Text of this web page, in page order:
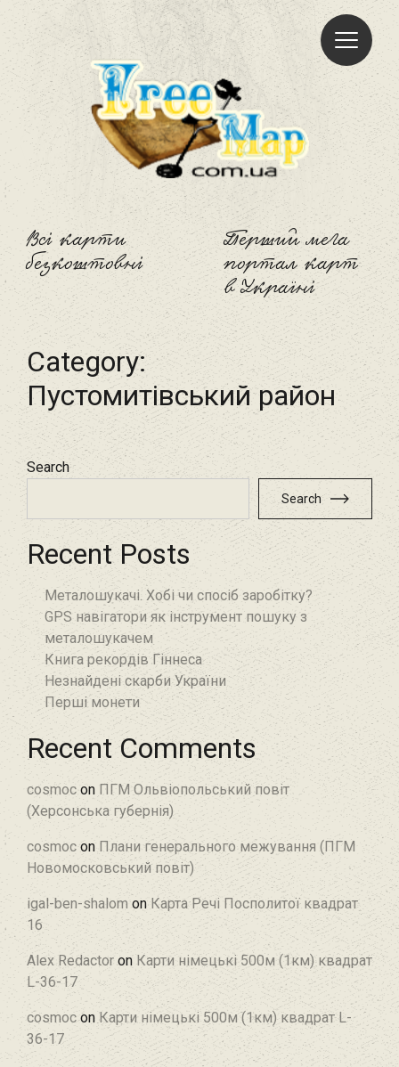
Всі карти
безкоштовні
Freemap
Перший мега
портал карт
в Україні
Category:
Пустомитівський район
Search
Search
Recent Posts
Металошукачі. Хобі чи спосіб заробітку?
GPS навігатори як інструмент пошуку з
металошукачем
Книга рекордів Гіннеса
Незнайдені скарби України
Перші монети
Recent Comments
cosmoc on ПГМ Ольвіопольський повіт
(Херсонська губернія)
cosmoc on Плани генерального межування (ПГМ
Новомосковський повіт)
igal-ben-shalom on Карта Речі Посполитої квадрат
16
Alex Redactor on Карти німецькі 500м (1км) квадрат
L-36-17
cosmoc on Карти німецькі 500м (1км) квадрат L-
36-17